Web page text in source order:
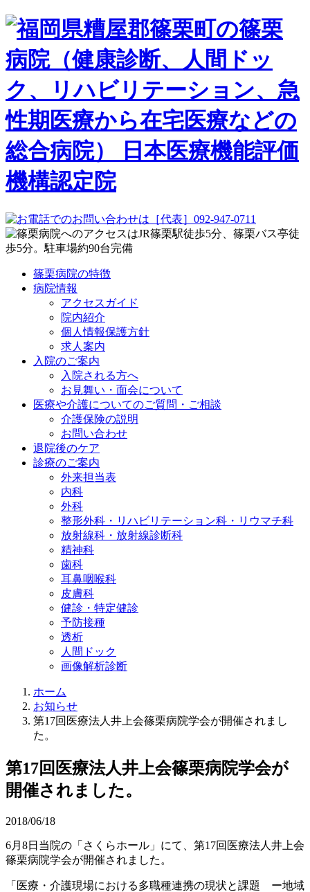
篠栗病院の特徴
病院情報
アクセスガイド
院内紹介
個人情報保護方針
求人案内
入院のご案内
入院される方へ
お見舞い・面会について
医療や介護についてのご質問・ご相談
介護保険の説明
お問い合わせ
退院後のケア
診療のご案内
外来担当表
内科
外科
整形外科・リハビリテーション科・リウマチ科
放射線科・放射線診断科
精神科
歯科
耳鼻咽喉科
皮膚科
健診・特定健診
予防接種
透析
人間ドック
画像解析診断
ホーム
お知らせ
第17回医療法人井上会篠栗病院学会が開催されまし
た。
第17回医療法人井上会篠栗病院学会が
開催されました。
2018/06/18
6月8日当院の「さくらホール」にて、第17回医療法人井上会
篠栗病院学会が開催されました。
「医療・介護現場における多職種連携の現状と課題 ー地域